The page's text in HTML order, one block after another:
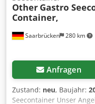
Saarbrücken 280 km
Other Gastro
Container,
Anfragen
Zustand: neu, Baujahr:
Seecontainer Unser